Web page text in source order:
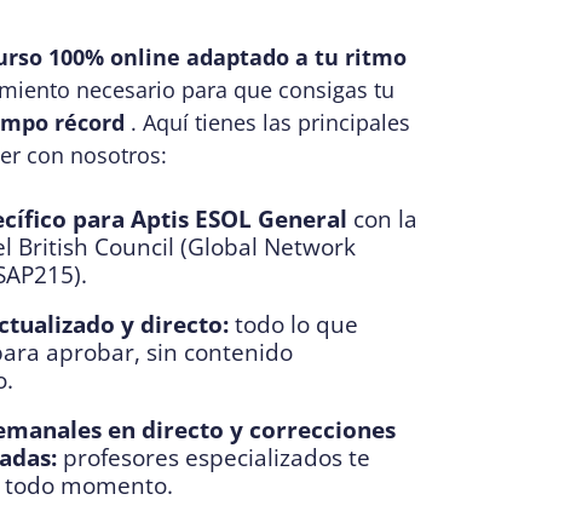
100% online adaptado a tu ritmo
necesario para que consigas tu
récord . Aquí tienes las principales
con nosotros:
para Aptis ESOL General con la
British Council (Global Network
y directo:todo lo que
aprobar, sin contenido
en directo y correcciones
profesores especializados te
momento.